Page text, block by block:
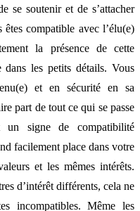
se soutenir et de s’attacher
compatible avec l’élu(e)
la présence de cette
les petits détails. Vous
et en sécurité en sa
part de tout ce qui se passe
signe de compatibilité
facilement place dans votre
et les mêmes intérêts.
d’intérêt différents, cela ne
incompatibles. Même les